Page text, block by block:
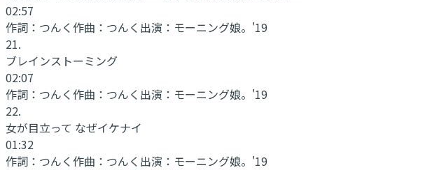
02:57
作詞： つんく作曲： つんく 出演： モーニング娘。'19
21.
ブレインストーミング
02:07
作詞： つんく作曲： つんく 出演： モーニング娘。'19
22.
女が目立って なぜイケナイ
01:32
作詞： つんく作曲： つんく 出演： モーニング娘。'19